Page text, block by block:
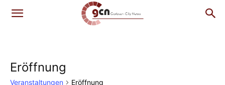
Eröffnung
Veranstaltungen Eröffnung